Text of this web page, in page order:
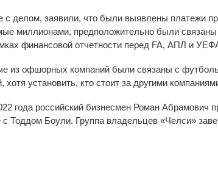
с делом, заявили, что были выявлены платежи
миллионами, предположительно были связаны
финансовой отчетности перед FA, АПЛ и
из офшорных компаний были связаны с
хотя установить, кто стоит за другими
года российский бизнесмен Роман
с Тоддом Боули. Группа владельцев «Челси»